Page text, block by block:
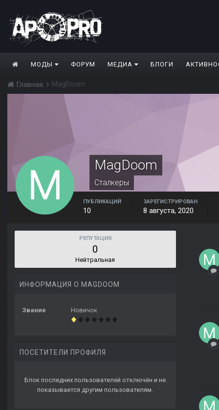
МОДЫ ФОРУМ МЕДИА БЛОГИ
Главная MagDoom
MagDoom
Сталкеры
ПУБЛИКАЦИЙ
10
ЗАРЕГИСТРИРОВАН
8 августа, 2020
РЕПУТАЦИЯ
0
Нейтральная
ИНФОРМАЦИЯ О MAGDOOM
Звание Новичок
ПОСЕТИТЕЛИ ПРОФИЛЯ
Блок последних пользователей отключён и не
показывается другим пользователям.